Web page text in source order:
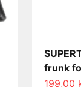
frunk
199,00